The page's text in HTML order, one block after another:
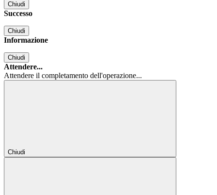
Chiudi
Successo
Chiudi
Informazione
Chiudi
Attendere...
Attendere il completamento dell'operazione...
Chiudi